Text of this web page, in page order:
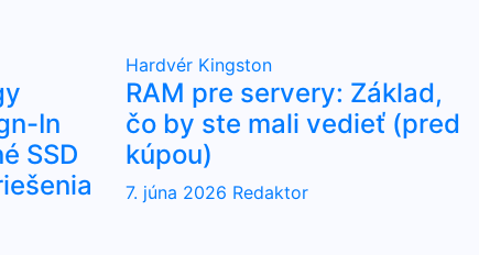
In
SSD
Hardvér Kingston
RAM pre servery: Základ,
čo by ste mali vedieť (pred
kúpou)
7. júna 2026 Redaktor